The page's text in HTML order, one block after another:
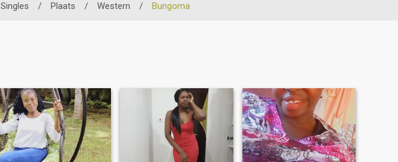
Singles / Plaats / Western / Bungoma